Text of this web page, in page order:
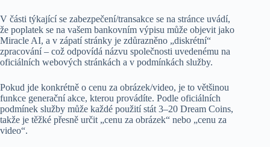
V části týkající se zabezpečení/transakce se na stránce uvádí,
že poplatek se na vašem bankovním výpisu může objevit jako
Miracle AI, a v zápatí stránky je zdůrazněno „diskrétní“
zpracování – což odpovídá názvu společnosti uvedenému na
oficiálních webových stránkách a v podmínkách služby.
Pokud jde konkrétně o cenu za obrázek/video, je to většinou
funkce generační akce, kterou provádíte. Podle oficiálních
podmínek služby může každé použití stát 3–20 Dream Coins,
takže je těžké přesně určit „cenu za obrázek“ nebo „cenu za
video“.